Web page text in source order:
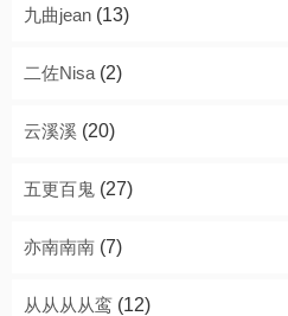
九曲jean (13)
二佐Nisa (2)
云溪溪 (20)
五更百鬼 (27)
亦南南南 (7)
从从从从鸾 (12)